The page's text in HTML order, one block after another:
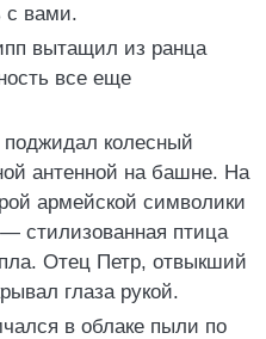
с вами.
вытащил из ранца
все еще
колесный
антенной на башне. На
армейской символики
стилизованная птица
Отец Петр, отвыкший
глаза рукой.
в облаке пыли по